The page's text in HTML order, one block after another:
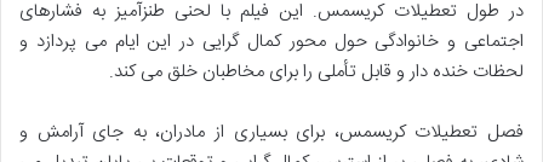
در طول تعطیلات کریسمس. این فیلم با لحنی طنزآمیز به فشارهای
اجتماعی و خانوادگی حول محور کمال گرایی در این ایام می پردازد و
لحظات خنده دار و قابل تأملی را برای مخاطبان خلق می کند.
فصل تعطیلات کریسمس، برای بسیاری از مادران، به جای آرامش و